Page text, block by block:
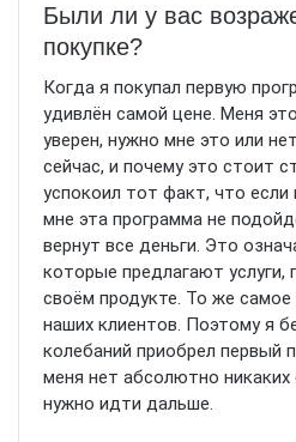
Были ли у вас
покупке?
Когда я покупал первую
удивлён самой цене. Меня
уверен, нужно мне это или
сейчас, и почему это стоит
успокоил тот факт, что если
мне эта программа не
вернут все деньги. Это
которые предлагают услуги,
своём продукте. То же
наших клиентов. Поэтому я
колебаний приобрел первый
меня нет абсолютно
нужно идти дальше.